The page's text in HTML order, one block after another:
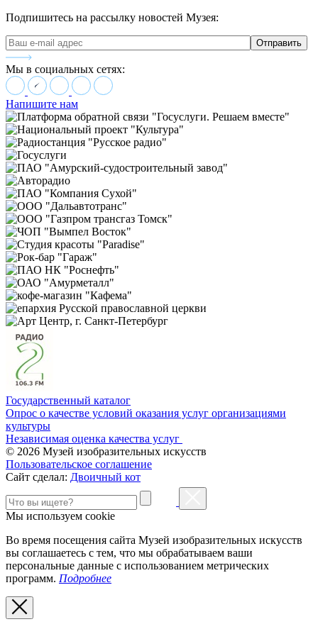
Подпишитесь на рассылку новостей Музея:
Мы в социальных сетях:
Напишите нам
Государственный каталог
Опрос о качестве условий оказания услуг организациями
культуры
Независимая оценка качества услуг
© 2026 Музей изобразительных искусств
Пользовательское соглашение
Сайт сделал: Двоичный кот
Мы используем cookie
Во время посещения сайта Музей изобразительных искусств
вы соглашаетесь с тем, что мы обрабатываем ваши
персональные данные с использованием метрических
программ. Подробнее